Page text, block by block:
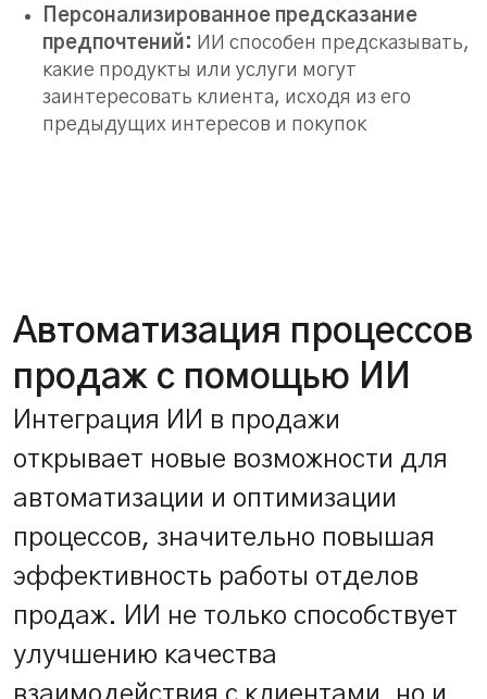
Персонализированное предсказание
предпочтений: ИИ способен предсказывать,
какие продукты или услуги могут
заинтересовать клиента, исходя из его
предыдущих интересов и покупок
Автоматизация процессов
продаж с помощью ИИ
Интеграция ИИ в продажи
открывает новые возможности для
автоматизации и оптимизации
процессов, значительно повышая
эффективность работы отделов
продаж. ИИ не только способствует
улучшению качества